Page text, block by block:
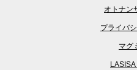
オトナン
プライバ
マグ